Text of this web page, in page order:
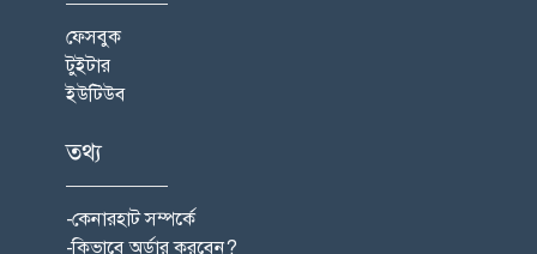
ফেসবুক
টুইটার
ইউটিউব
তথ্য
-কেনারহাট সম্পর্কে
-কিভাবে অর্ডার করবেন?